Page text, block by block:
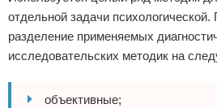
отдельной задачи психологической.
разделение применяемых
исследовательских методик на
объективные;